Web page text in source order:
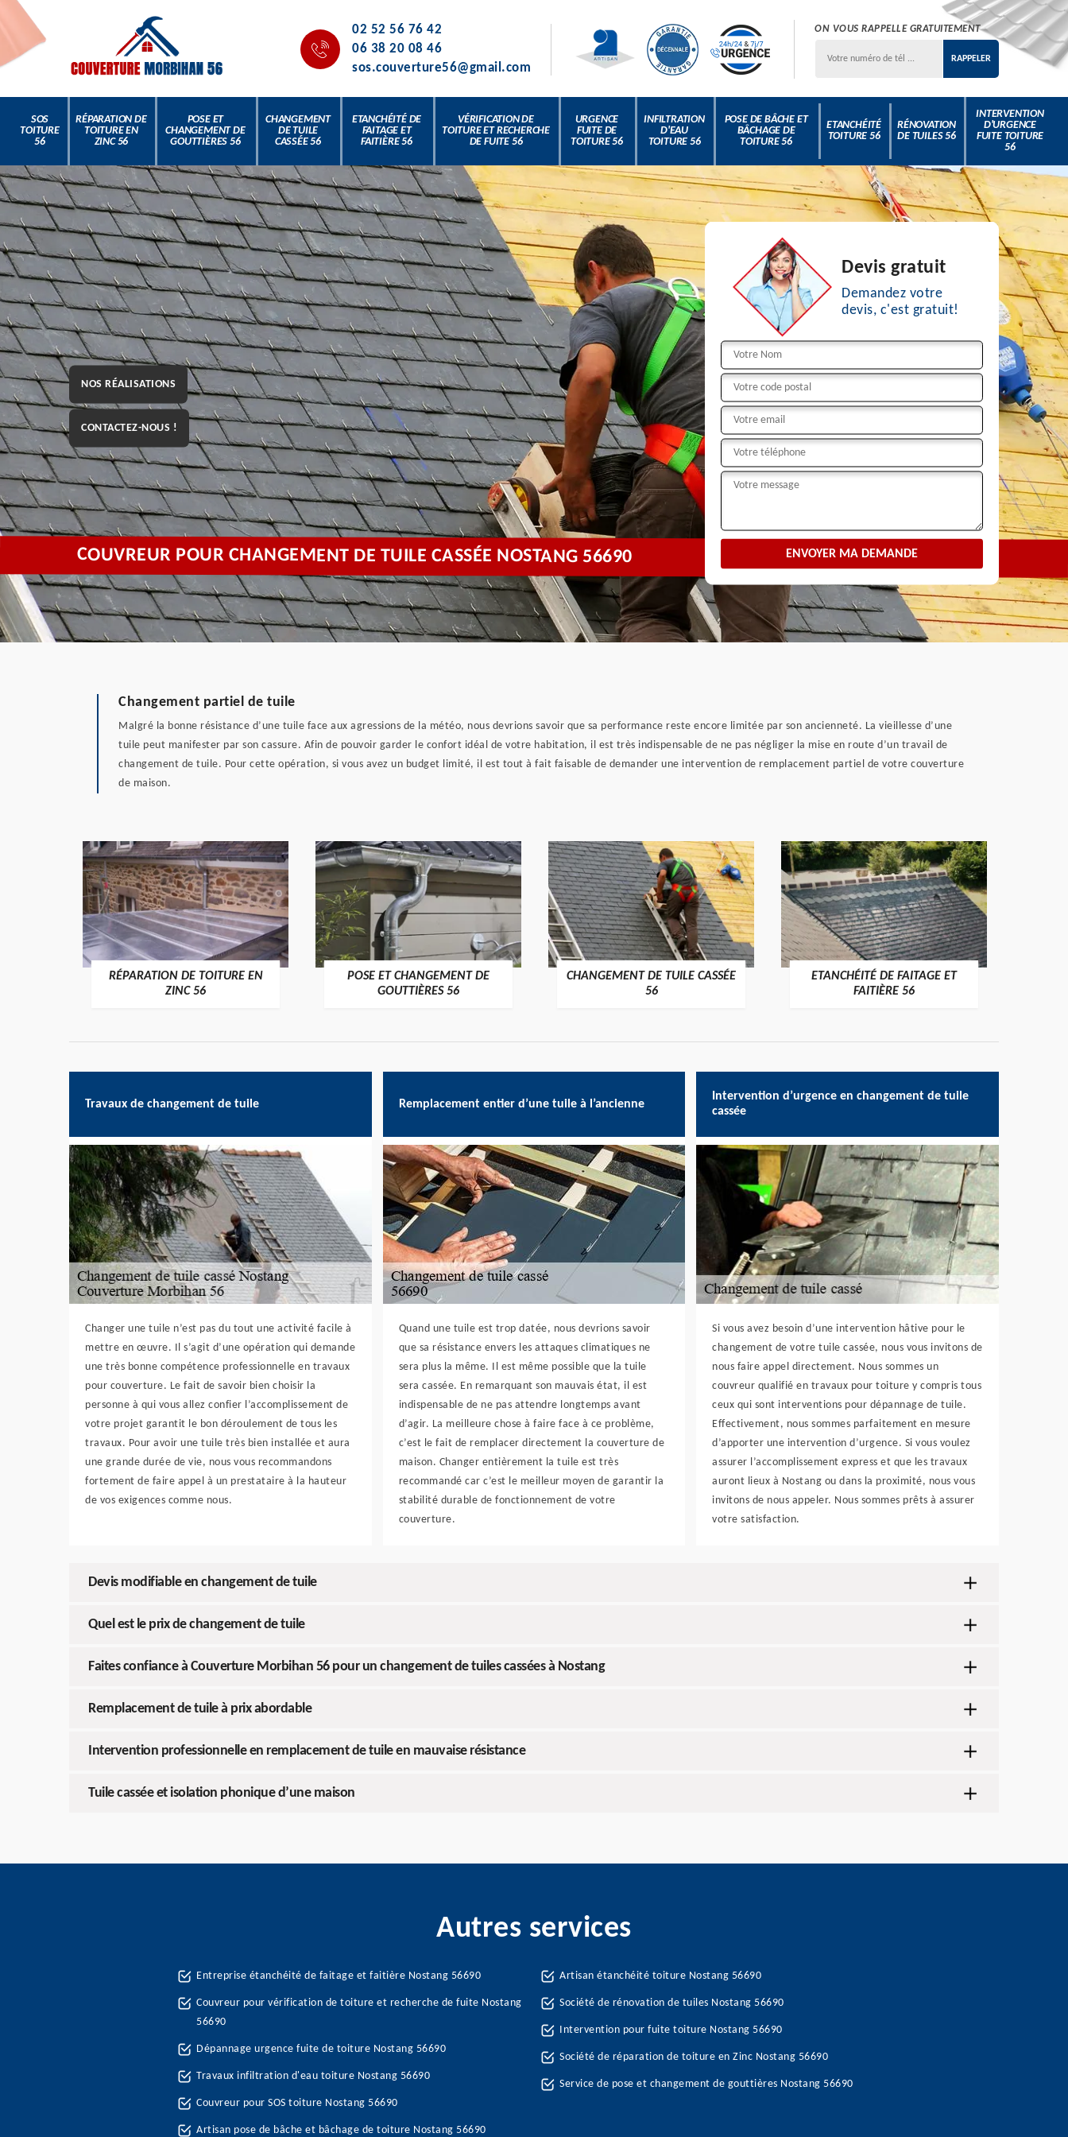
02 52 56 76 42
06 38 20 08 46
sos.couverture56@gmail.com
ON VOUS RAPPELLE GRATUITEMENT
SOS
TOITURE
56
RÉPARATION DE
TOITURE EN
ZINC 56
POSE ET
CHANGEMENT DE
GOUTTIÈRES 56
CHANGEMENT
DE TUILE
CASSÉE 56
ETANCHÉITÉ DE
FAITAGE ET
FAITIÈRE 56
VÉRIFICATION DE
TOITURE ET RECHERCHE
DE FUITE 56
URGENCE
FUITE DE
TOITURE 56
INFILTRATION
D'EAU
TOITURE 56
POSE DE BÂCHE ET
BÂCHAGE DE
TOITURE 56
ETANCHÉITÉ
TOITURE 56
RÉNOVATION
DE TUILES 56
INTERVENTION
D'URGENCE
FUITE TOITURE
56
NOS RÉALISATIONS
CONTACTEZ-NOUS !
Devis gratuit
Demandez votre
devis, c'est gratuit!
COUVREUR POUR CHANGEMENT DE TUILE CASSÉE NOSTANG 56690
Changement partiel de tuile
Malgré la bonne résistance d’une tuile face aux agressions de la météo, nous devrions savoir que sa performance reste encore limitée par son ancienneté. La vieillesse d’une
tuile peut manifester par son cassure. Afin de pouvoir garder le confort idéal de votre habitation, il est très indispensable de ne pas négliger la mise en route d’un travail de
changement de tuile. Pour cette opération, si vous avez un budget limité, il est tout à fait faisable de demander une intervention de remplacement partiel de votre couverture
de maison.
>
RÉPARATION DE TOITURE EN
ZINC 56
>
POSE ET CHANGEMENT DE
GOUTTIÈRES 56
>
CHANGEMENT DE TUILE CASSÉE
56
>
ETANCHÉITÉ DE FAITAGE ET
FAITIÈRE 56
Travaux de changement de tuile
Changer une tuile n’est pas du tout une activité facile à
mettre en œuvre. Il s’agit d’une opération qui demande
une très bonne compétence professionnelle en travaux
pour couverture. Le fait de savoir bien choisir la
personne à qui vous allez confier l’accomplissement de
votre projet garantit le bon déroulement de tous les
travaux. Pour avoir une tuile très bien installée et aura
une grande durée de vie, nous vous recommandons
fortement de faire appel à un prestataire à la hauteur
de vos exigences comme nous.
Remplacement entier d’une tuile à l’ancienne
Quand une tuile est trop datée, nous devrions savoir
que sa résistance envers les attaques climatiques ne
sera plus la même. Il est même possible que la tuile
sera cassée. En remarquant son mauvais état, il est
indispensable de ne pas attendre longtemps avant
d’agir. La meilleure chose à faire face à ce problème,
c’est le fait de remplacer directement la couverture de
maison. Changer entièrement la tuile est très
recommandé car c’est le meilleur moyen de garantir la
stabilité durable de fonctionnement de votre
couverture.
Intervention d’urgence en changement de tuile
cassée
Si vous avez besoin d’une intervention hâtive pour le
changement de votre tuile cassée, nous vous invitons de
nous faire appel directement. Nous sommes un
couvreur qualifié en travaux pour toiture y compris tous
ceux qui sont interventions pour dépannage de tuile.
Effectivement, nous sommes parfaitement en mesure
d’apporter une intervention d’urgence. Si vous voulez
assurer l’accomplissement express et que les travaux
auront lieux à Nostang ou dans la proximité, nous vous
invitons de nous appeler. Nous sommes prêts à assurer
votre satisfaction.
Devis modifiable en changement de tuile
Quel est le prix de changement de tuile
Faites confiance à Couverture Morbihan 56 pour un changement de tuiles cassées à Nostang
Remplacement de tuile à prix abordable
Intervention professionnelle en remplacement de tuile en mauvaise résistance
Tuile cassée et isolation phonique d’une maison
Autres services
Entreprise étanchéité de faitage et faitière Nostang 56690
Couvreur pour vérification de toiture et recherche de fuite Nostang
56690
Dépannage urgence fuite de toiture Nostang 56690
Travaux infiltration d'eau toiture Nostang 56690
Couvreur pour SOS toiture Nostang 56690
Artisan pose de bâche et bâchage de toiture Nostang 56690
Artisan étanchéité toiture Nostang 56690
Société de rénovation de tuiles Nostang 56690
Intervention pour fuite toiture Nostang 56690
Société de réparation de toiture en Zinc Nostang 56690
Service de pose et changement de gouttières Nostang 56690